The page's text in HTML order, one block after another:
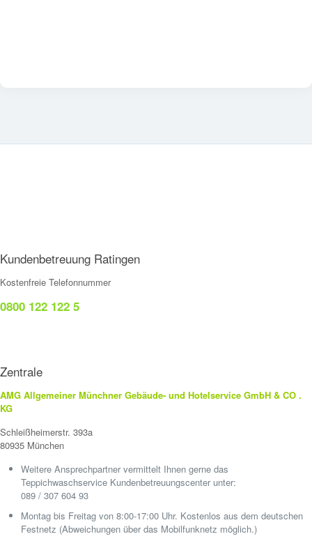
Kundenbetreuung Ratingen
Kostenfreie Telefonnummer
0800 122 122 5
Zentrale
AMG Allgemeiner Münchner Gebäude- und Hotelservice GmbH & CO .
KG
Schleißheimerstr. 393a
80935 München
Weitere Ansprechpartner vermittelt Ihnen gerne das
Teppichwaschservice Kundenbetreuungscenter unter:
089 / 307 604 93
Montag bis Freitag von 8:00-17:00 Uhr. Kostenlos aus dem deutschen
Festnetz (Abweichungen über das Mobilfunknetz möglich.)